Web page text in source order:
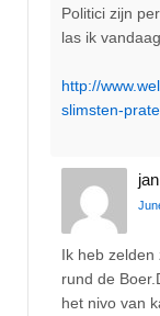
Politici zijn
las ik
http://
slimsten-
jan
Ik heb
rund de
het nivo van